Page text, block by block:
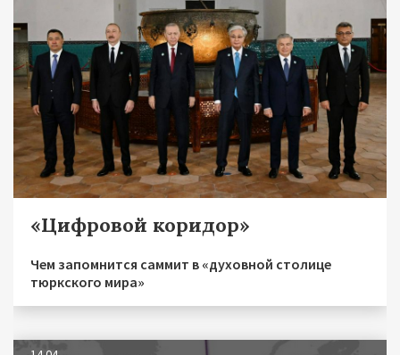
«Цифровой коридор»
Чем запомнится саммит в «духовной столице
тюркского мира»